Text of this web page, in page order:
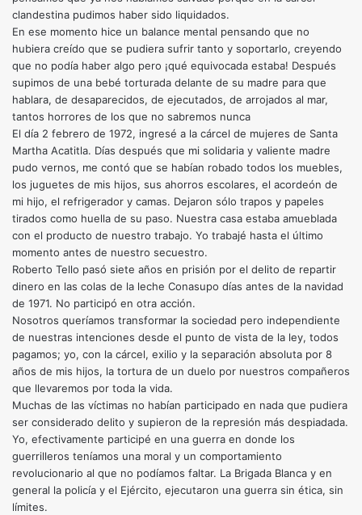
clandestina pudimos haber sido liquidados.
En ese momento hice un balance mental pensando que no
hubiera creído que se pudiera sufrir tanto y soportarlo, creyendo
que no podía haber algo pero ¡qué equivocada estaba! Después
supimos de una bebé torturada delante de su madre para que
hablara, de desaparecidos, de ejecutados, de arrojados al mar,
tantos horrores de los que no sabremos nunca
El día 2 febrero de 1972, ingresé a la cárcel de mujeres de Santa
Martha Acatitla. Días después que mi solidaria y valiente madre
pudo vernos, me contó que se habían robado todos los muebles,
los juguetes de mis hijos, sus ahorros escolares, el acordeón de
mi hijo, el refrigerador y camas. Dejaron sólo trapos y papeles
tirados como huella de su paso. Nuestra casa estaba amueblada
con el producto de nuestro trabajo. Yo trabajé hasta el último
momento antes de nuestro secuestro.
Roberto Tello pasó siete años en prisión por el delito de repartir
dinero en las colas de la leche Conasupo días antes de la navidad
de 1971. No participó en otra acción.
Nosotros queríamos transformar la sociedad pero independiente
de nuestras intenciones desde el punto de vista de la ley, todos
pagamos; yo, con la cárcel, exilio y la separación absoluta por 8
años de mis hijos, la tortura de un duelo por nuestros compañeros
que llevaremos por toda la vida.
Muchas de las víctimas no habían participado en nada que pudiera
ser considerado delito y supieron de la represión más despiadada.
Yo, efectivamente participé en una guerra en donde los
guerrilleros teníamos una moral y un comportamiento
revolucionario al que no podíamos faltar. La Brigada Blanca y en
general la policía y el Ejército, ejecutaron una guerra sin ética, sin
límites.